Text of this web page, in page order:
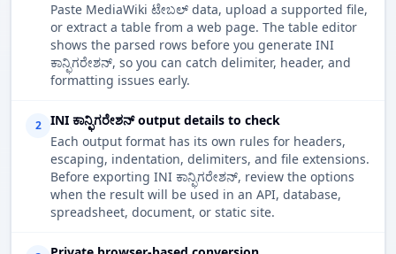
Paste MediaWiki ಟೇಬಲ್ data, upload a supported file,
or extract a table from a web page. The table editor
shows the parsed rows before you generate INI
ಕಾನ್ಫಿಗರೇಶನ್, so you can catch delimiter, header, and
formatting issues early.
2
INI ಕಾನ್ಫಿಗರೇಶನ್ output details to check
Each output format has its own rules for headers,
escaping, indentation, delimiters, and file extensions.
Before exporting INI ಕಾನ್ಫಿಗರೇಶನ್, review the options
when the result will be used in an API, database,
spreadsheet, document, or static site.